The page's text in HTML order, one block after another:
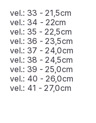
vel.: 33 - 21,5cm
vel.: 34 - 22cm
vel.: 35 - 22,5cm
vel.: 36 - 23,5cm
vel.: 37 - 24,0cm
vel.: 38 - 24,5cm
vel.: 39 - 25,0cm
vel.: 40 - 26,0cm
vel.: 41 - 27,0cm